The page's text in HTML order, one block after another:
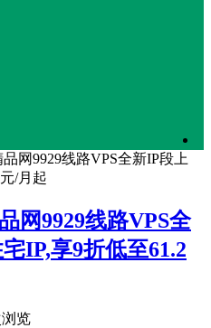
网9929线路VPS全新IP段上
/月起
网9929线路VPS全
IP,享9折低至61.2
览